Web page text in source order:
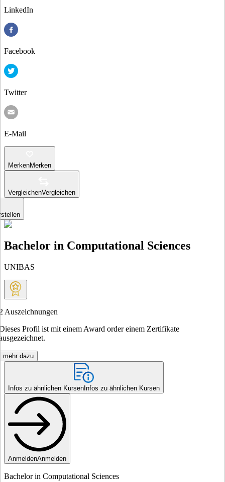
LinkedIn
Facebook
Twitter
E-Mail
MerkenMerken
VergleichenVergleichen
Bachelor in Computational Sciences
UNIBAS
Auszeichnungen
Profil ist mit einem Award order einem Zertifikate
mehr dazu
Infos zu ähnlichen Kursen Infos zu ähnlichen Kursen
AnmeldenAnmelden
Bachelor in Computational Sciences